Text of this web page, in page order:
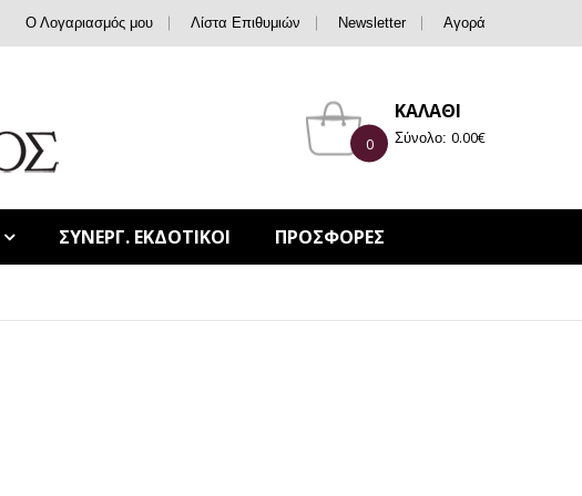
Ο Λογαριασμός μου Λίστα Επιθυμιών Newsletter Αγορά
ΚΑΛΑΘΙ
0 Σύνολο: 0.00€
ΣΥΝΕΡΓ. ΕΚΔΟΤΙΚΟΙ ΠΡΟΣΦΟΡΕΣ